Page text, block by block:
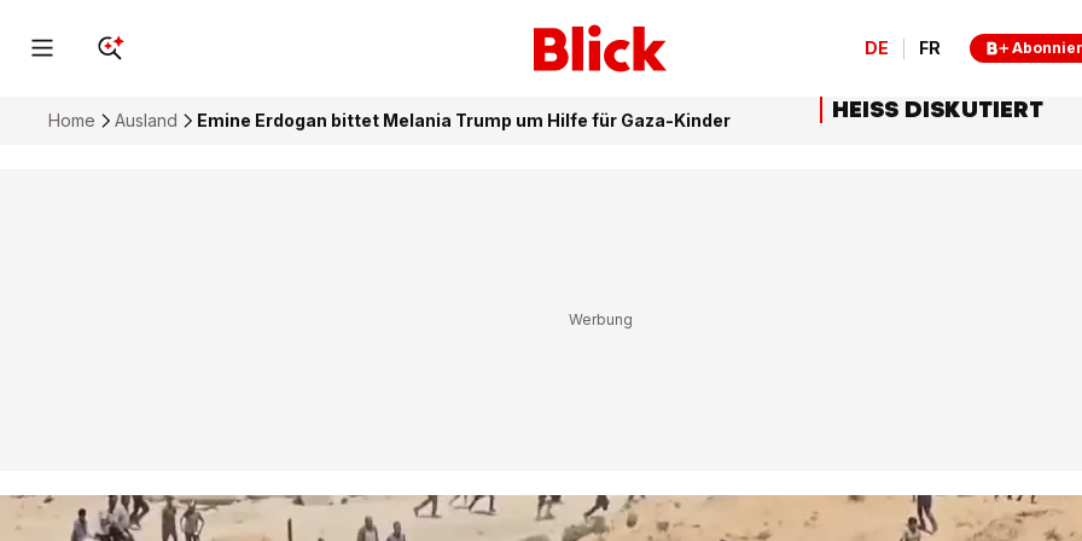
DE FR
Home Ausland Emine Erdogan bittet Melania Trump um Hilfe für Gaza-Kinder HEISS DISKUTIERT